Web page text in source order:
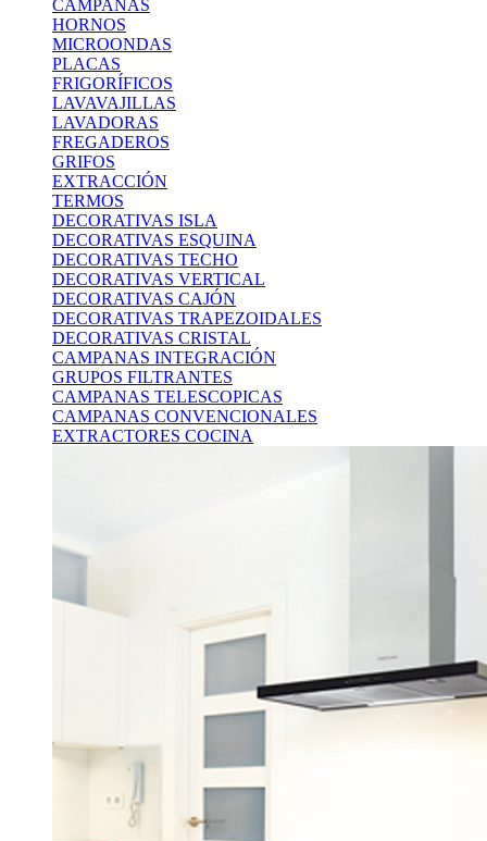
CAMPANAS
HORNOS
MICROONDAS
PLACAS
FRIGORÍFICOS
LAVAVAJILLAS
LAVADORAS
FREGADEROS
GRIFOS
EXTRACCIÓN
TERMOS
DECORATIVAS ISLA
DECORATIVAS ESQUINA
DECORATIVAS TECHO
DECORATIVAS VERTICAL
DECORATIVAS CAJÓN
DECORATIVAS TRAPEZOIDALES
DECORATIVAS CRISTAL
CAMPANAS INTEGRACIÓN
GRUPOS FILTRANTES
CAMPANAS TELESCOPICAS
CAMPANAS CONVENCIONALES
EXTRACTORES COCINA